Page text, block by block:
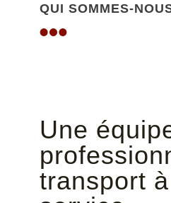
QUI SOMMES-
Une
transport